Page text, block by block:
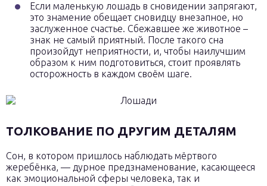
Если маленькую лошадь в сновидении запрягают,
это знамение обещает сновидцу внезапное, но
заслуженное счастье. Сбежавшее же животное –
знак не самый приятный. После такого сна
произойдут неприятности, и, чтобы наилучшим
образом к ним подготовиться, стоит проявлять
осторожность в каждом своём шаге.
ТОЛКОВАНИЕ ПО ДРУГИМ ДЕТАЛЯМ
Сон, в котором пришлось наблюдать мёртвого
жеребёнка, — дурное предзнаменование, касающееся
как эмоциональной сферы человека, так и